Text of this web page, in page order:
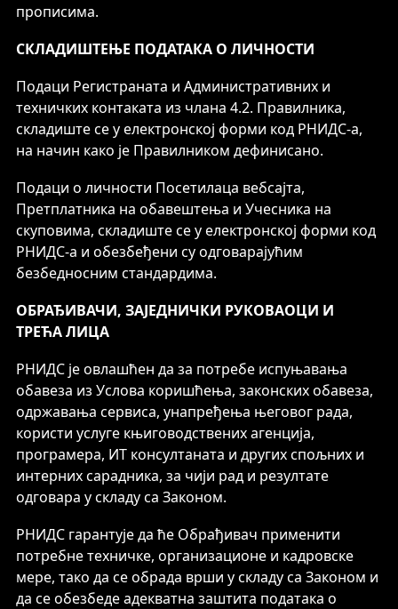
прописима.
СКЛАДИШТЕЊЕ ПОДАТАКА О ЛИЧНОСТИ
Подаци Регистраната и Административних и
техничких контаката из члана 4.2. Правилника,
складиште се у електронској форми код РНИДС-а,
на начин како је Правилником дефинисано.
Подаци о личности Посетилаца вебсајта,
Претплатника на обавештења и Учесника на
скуповима, складиште се у електронској форми код
РНИДС-а и обезбеђени су одговарајућим
безбедносним стандардима.
ОБРАЂИВАЧИ, ЗАЈЕДНИЧКИ РУКОВАОЦИ И
ТРЕЋА ЛИЦА
РНИДС је овлашћен да за потребе испуњавања
обавеза из Услова коришћења, законских обавеза,
одржавања сервиса, унапређења његовог рада,
користи услуге књиговодствених агенција,
програмера, ИТ консултаната и других спољних и
интерних сарадника, за чији рад и резултате
одговара у складу са Законом.
РНИДС гарантује да ће Обрађивач применити
потребне техничке, организационе и кадровске
мере, тако да се обрада врши у складу са Законом и
да се обезбеде адекватна заштита података о